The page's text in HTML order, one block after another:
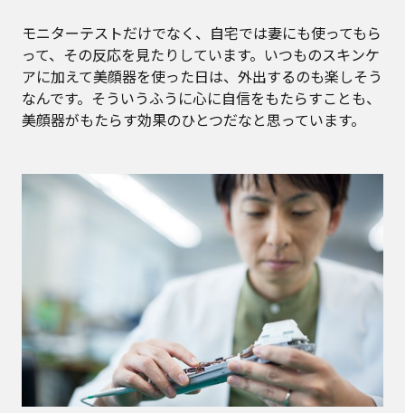
モニターテストだけでなく、自宅では妻にも使ってもら
って、その反応を見たりしています。いつものスキンケ
アに加えて美顔器を使った日は、外出するのも楽しそう
なんです。そういうふうに心に自信をもたらすことも、
美顔器がもたらす効果のひとつだなと思っています。